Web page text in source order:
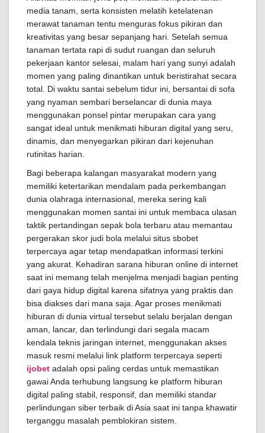
media tanam, serta konsisten melatih ketelatenan
merawat tanaman tentu menguras fokus pikiran dan
kreativitas yang besar sepanjang hari. Setelah semua
tanaman tertata rapi di sudut ruangan dan seluruh
pekerjaan kantor selesai, malam hari yang sunyi adalah
momen yang paling dinantikan untuk beristirahat secara
total. Di waktu santai sebelum tidur ini, bersantai di sofa
yang nyaman sembari berselancar di dunia maya
menggunakan ponsel pintar merupakan cara yang
sangat ideal untuk menikmati hiburan digital yang seru,
dinamis, dan menyegarkan pikiran dari kejenuhan
rutinitas harian.
Bagi beberapa kalangan masyarakat modern yang
memiliki ketertarikan mendalam pada perkembangan
dunia olahraga internasional, mereka sering kali
menggunakan momen santai ini untuk membaca ulasan
taktik pertandingan sepak bola terbaru atau memantau
pergerakan skor judi bola melalui situs sbobet
terpercaya agar tetap mendapatkan informasi terkini
yang akurat. Kehadiran sarana hiburan online di internet
saat ini memang telah menjelma menjadi bagian penting
dari gaya hidup digital karena sifatnya yang praktis dan
bisa diakses dari mana saja. Agar proses menikmati
hiburan di dunia virtual tersebut selalu berjalan dengan
aman, lancar, dan terlindungi dari segala macam
kendala teknis jaringan internet, menggunakan akses
masuk resmi melalui link platform terpercaya seperti
ijobet adalah opsi paling cerdas untuk memastikan
gawai Anda terhubung langsung ke platform hiburan
digital paling stabil, responsif, dan memiliki standar
perlindungan siber terbaik di Asia saat ini tanpa khawatir
terganggu masalah pemblokiran sistem.